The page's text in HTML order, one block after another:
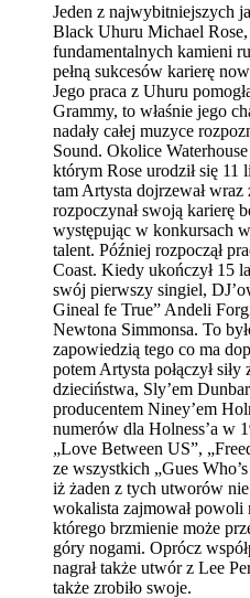
Jeden z najwybitniejszych
Black Uhuru Michael Rose,
fundamentalnych kamieni
pełną sukcesów karierę
Jego praca z Uhuru
Grammy, to właśnie jego
nadały całej muzyce
Sound. Okolice
którym Rose urodził się 11
tam Artysta dojrzewał
rozpoczynał swoją karierę
występując w konkursach
talent. Później rozpoczął
Coast. Kiedy ukończył 15
swój pierwszy singiel,
Gineal fe True” Andeli
Newtona Simmonsa. To
zapowiedzią tego co ma
potem Artysta połączył
dzieciństwa, Sly’em
producentem Niney’em
numerów dla Holness’a w
„Love Between US”,
ze wszystkich „Gues
iż żaden z tych utworów
wokalista zajmował
którego brzmienie może
góry nogami. Oprócz
nagrał także utwór z Lee
także zrobiło swoje.